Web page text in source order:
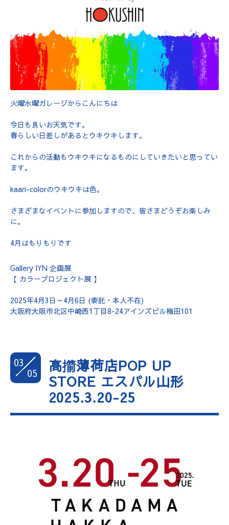
火曜水曜ガレージからこんにちは
今日も良いお天気です。
春らしい日差しがあるとウキウキします。
これからの活動もウキウキになるものにしていきたいと思ってい
ます。
kaari-colorのウキウキは色。
さまざまなイベントに参加しますので、皆さまどうぞお楽しみ
に。
4月はもりもりです
Gallery IYN 企画展
【 カラープロジェクト展 】
2025年4月3日～4月6日 (委託・本人不在)
大阪府大阪市北区中崎西1丁目8-24アインズビル梅田101
03
05
高擶薄荷店POP UP
STORE エスパル山形
2025.3.20-25